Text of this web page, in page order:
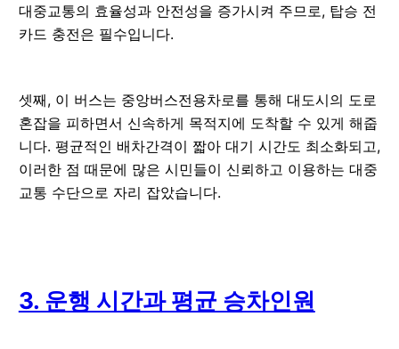
대중교통의 효율성과 안전성을 증가시켜 주므로, 탑승 전
카드 충전은 필수입니다.
셋째, 이 버스는 중앙버스전용차로를 통해 대도시의 도로
혼잡을 피하면서 신속하게 목적지에 도착할 수 있게 해줍
니다. 평균적인 배차간격이 짧아 대기 시간도 최소화되고,
이러한 점 때문에 많은 시민들이 신뢰하고 이용하는 대중
교통 수단으로 자리 잡았습니다.
3. 운행 시간과 평균 승차인원